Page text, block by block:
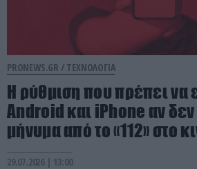
PRONEWS.GR / ΤΕΧΝΟΛΟΓΙΑ
Η ρύθμιση που πρέπει να
Android και iPhone αν δεν
μήνυμα από το «112» στο
29.07.2026 | 13:00